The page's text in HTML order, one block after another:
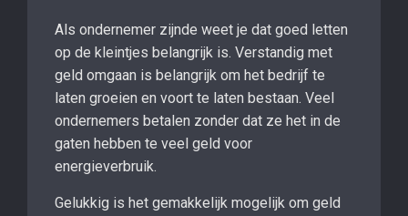
Als ondernemer zijnde weet je dat goed letten
op de kleintjes belangrijk is. Verstandig met
geld omgaan is belangrijk om het bedrijf te
laten groeien en voort te laten bestaan. Veel
ondernemers betalen zonder dat ze het in de
gaten hebben te veel geld voor
energieverbruik.
Gelukkig is het gemakkelijk mogelijk om geld